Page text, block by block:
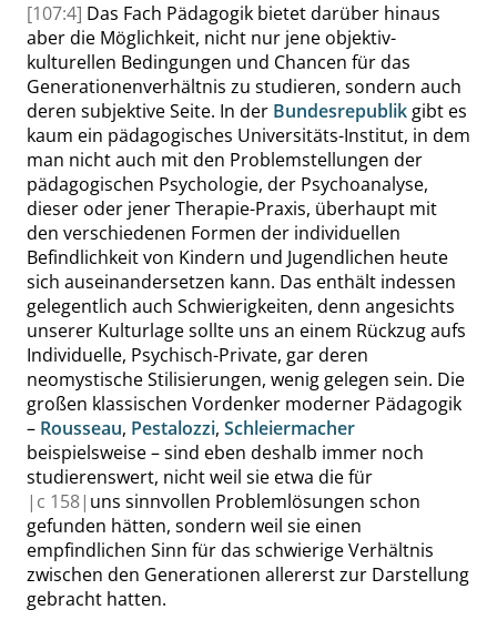
[107:4] Das Fach Pädagogik bietet darüber hinaus
aber die Möglichkeit, nicht nur jene objektiv-
kulturellen Bedingungen und Chancen für das
Generationenverhältnis zu studieren, sondern auch
deren subjektive Seite. In der Bundesrepublik gibt es
kaum ein pädagogisches Universitäts-Institut, in dem
man nicht auch mit den Problemstellungen der
pädagogischen Psychologie, der Psychoanalyse,
dieser oder jener Therapie-Praxis, überhaupt mit
den verschiedenen Formen der individuellen
Befindlichkeit von Kindern und Jugendlichen heute
sich auseinandersetzen kann. Das enthält indessen
gelegentlich auch Schwierigkeiten, denn angesichts
unserer Kulturlage sollte uns an einem Rückzug aufs
Individuelle, Psychisch-Private, gar deren
neomystische Stilisierungen, wenig gelegen sein. Die
großen klassischen Vordenker moderner Pädagogik
– Rousseau, Pestalozzi, Schleiermacher
beispielsweise – sind eben deshalb immer noch
studierenswert, nicht weil sie etwa die für
| c 158| uns sinnvollen Problemlösungen schon
gefunden hätten, sondern weil sie einen
empfindlichen Sinn für das schwierige Verhältnis
zwischen den Generationen allererst zur Darstellung
gebracht hatten.